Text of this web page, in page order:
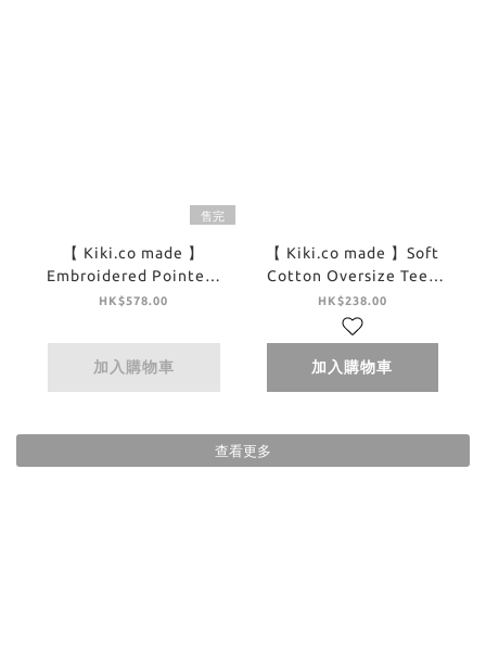
售完
【 Kiki.co made 】
Embroidered Pointed-
Collar Midi Dress -
HK$578.00
加入購物車
【 Kiki.co made 】Soft
Cotton Oversize Tee -
Ivory
HK$238.00
加入購物車
查看更多